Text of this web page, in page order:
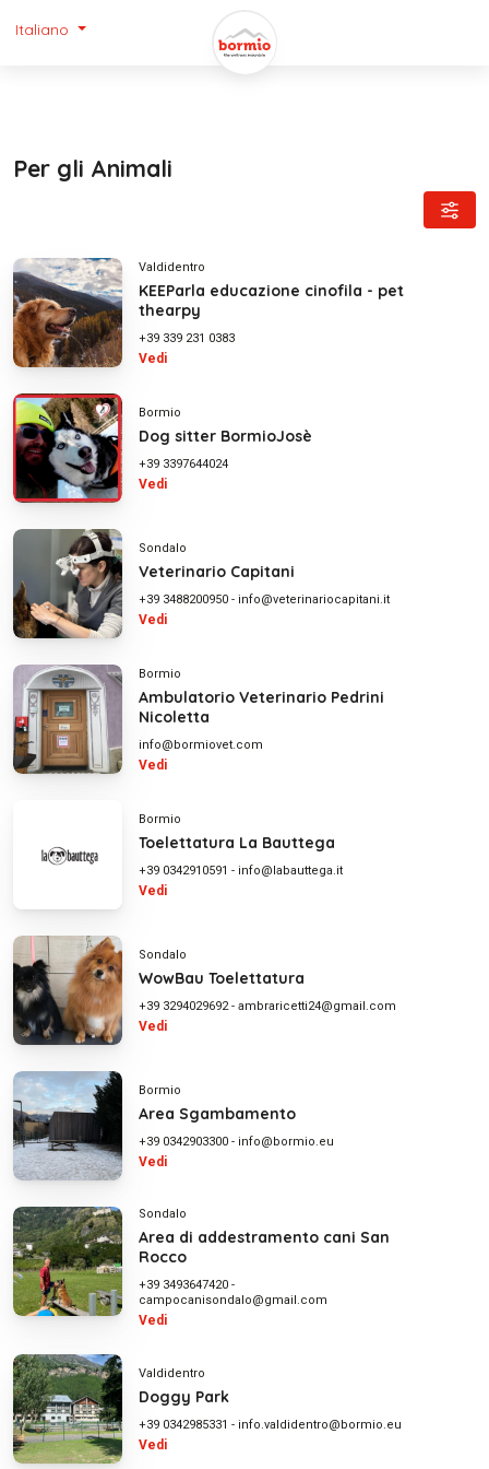
Italiano
Per gli Animali
Valdidentro
KEEParla educazione cinofila - pet
thearpy
+39 339 231 0383
Vedi
Bormio
Dog sitter BormioJosè
+39 3397644024
Vedi
Sondalo
Veterinario Capitani
+39 3488200950 - info@veterinariocapitani.it
Vedi
Bormio
Ambulatorio Veterinario Pedrini
Nicoletta
info@bormiovet.com
Vedi
Bormio
Toelettatura La Bauttega
+39 0342910591 - info@labauttega.it
Vedi
Sondalo
WowBau Toelettatura
+39 3294029692- ambraricetti24@gmail.com
Vedi
Bormio
Area Sgambamento
+39 0342903300 - info@bormio.eu
Vedi
Sondalo
Area di addestramento cani San
Rocco
+39 3493647420 -
campocanisondalo@gmail.com
Vedi
Valdidentro
Doggy Park
+39 0342985331 - info.valdidentro@bormio.eu
Vedi